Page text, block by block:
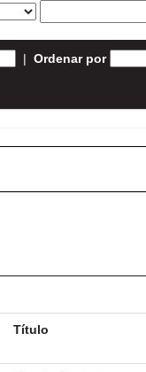
| Ordenar por
Título